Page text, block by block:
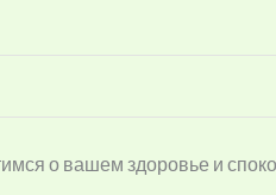
о вашем здоровье и